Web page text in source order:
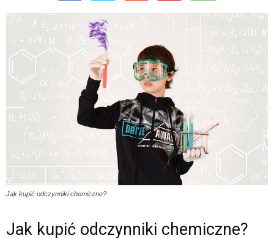
Jak kupić odczynniki chemiczne?
Jak kupić odczynniki chemiczne?